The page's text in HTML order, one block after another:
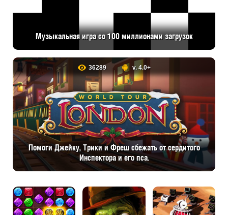
Музыкальная игра со 100 миллионами загрузок
36289 v. 4.0+
Помоги Джейку, Трики и Фреш сбежать от сердитого
Инспектора и его пса.